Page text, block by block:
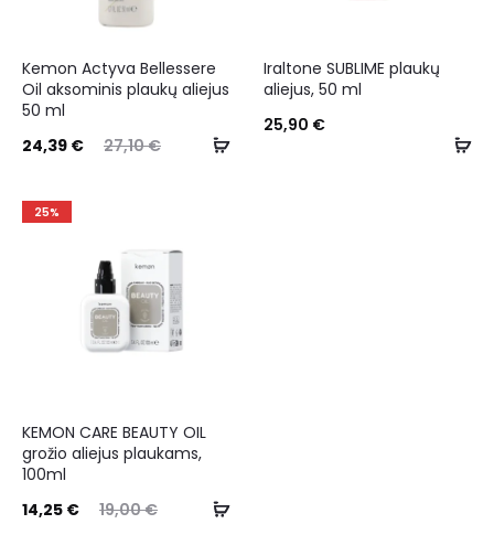
Kemon Actyva Bellessere
Oil aksominis plaukų aliejus
50 ml
27,10€
24,39 €
Iraltone SUBLIME plaukų
aliejus, 50 ml
25,90 €
25%
KEMON CARE BEAUTY OIL
grožio aliejus plaukams,
100ml
19,00€
14,25 €